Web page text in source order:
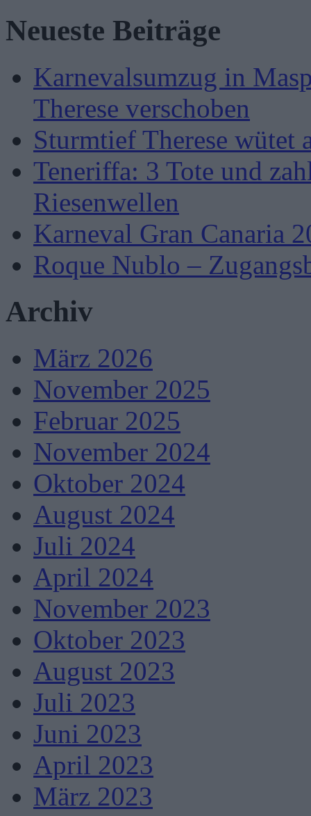
Neueste Beiträge
Karnevalsumzug in
Therese verschoben
Sturmtief Therese wütet
Teneriffa: 3 Tote und
Riesenwellen
Karneval Gran Canaria
Roque Nublo –
Archiv
März 2026
November 2025
Februar 2025
November 2024
Oktober 2024
August 2024
Juli 2024
April 2024
November 2023
Oktober 2023
August 2023
Juli 2023
Juni 2023
April 2023
März 2023